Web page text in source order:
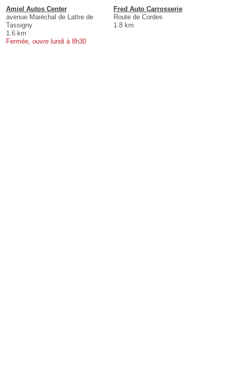
Amiel Autos Center
avenue Maréchal de Lattre de
Tassigny
1.6 km
Fermée, ouvre lundi à 8h30
Fred Auto Carrosserie
Route de Cordes
1.8 km